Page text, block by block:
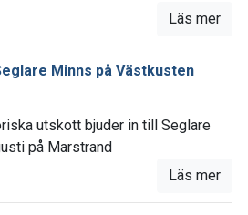
Läs mer
Minns på Västkusten
utskott bjuder in till Seglare
på Marstrand
Läs mer